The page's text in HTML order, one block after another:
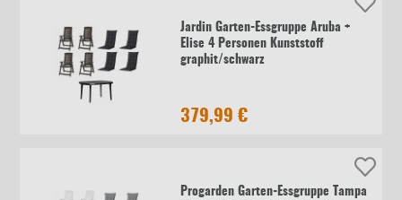
Jardin Garten-Essgruppe Aruba +
Elise 4 Personen Kunststoff
graphit/schwarz
379,99 €
Progarden Garten-Essgruppe Tampa